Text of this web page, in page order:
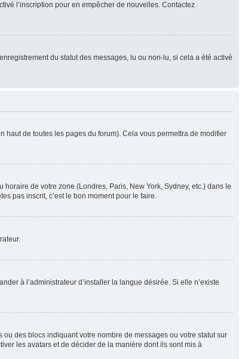
l’inscription pour en empêcher de nouvelles. Contactez
du statut des messages, lu ou non-lu, si cela a été activé
haut de toutes les pages du forum). Cela vous permettra de modifier
de votre zone (Londres, Paris, New York, Sydney, etc.) dans le
pas inscrit, c’est le bon moment pour le faire.
à l’administrateur d’installer la langue désirée. Si elle n’existe
des blocs indiquant votre nombre de messages ou votre statut sur
les avatars et de décider de la manière dont ils sont mis à